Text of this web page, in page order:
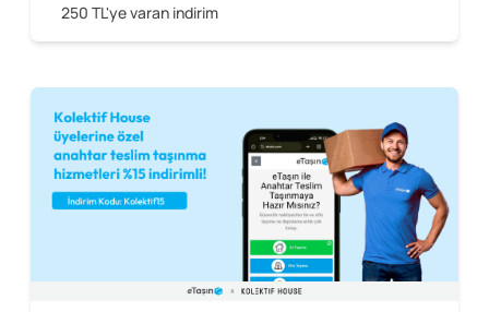
250 TL'ye varan indirim